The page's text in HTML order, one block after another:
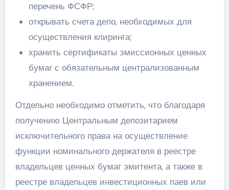
перечень ФСФР;
открывать счета депо, необходимых для
осуществления клиринга;
хранить сертификаты эмиссионных ценных
бумаг с обязательным централизованным
хранением.
Отдельно необходимо отметить, что благодаря
получению Центральным депозитарием
исключительного права на осуществление
функции номинального держателя в реестре
владельцев ценных бумаг эмитента, а также в
реестре владельцев инвестиционных паев или